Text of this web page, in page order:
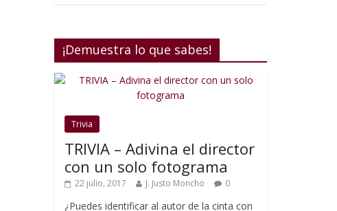
¡Demuestra lo que sabes!
Trivia
TRIVIA – Adivina el director
con un solo fotograma
22 julio, 2017 J. Justo Moncho 0
¿Puedes identificar al autor de la cinta con